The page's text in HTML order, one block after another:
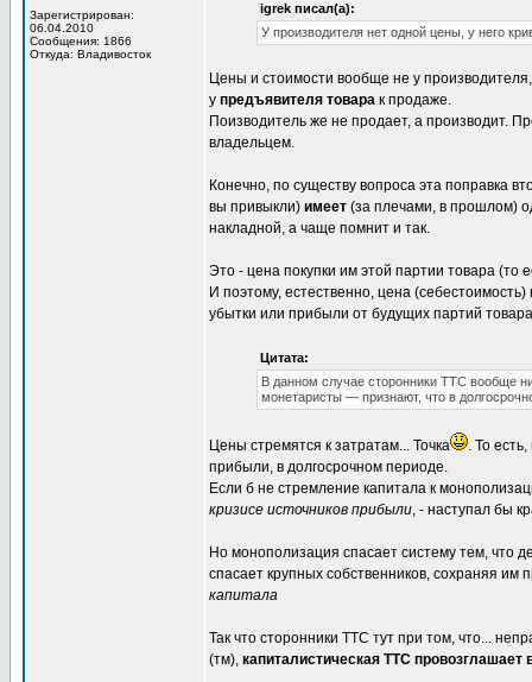
Зарегистрирован:
06.04.2010
Сообщения: 1866
Откуда: Владивосток
igrek писал(а):
У производителя нет одной цены, у него
Цены и стоимости вообще не у
у предъявителя товара к продаже.
Поизводитель же не продает, а производит.
владельцем.
Конечно, по существу вопроса эта поправка
вы привыкли) имеет (за плечами, в прошлом)
накладной, а чаще помнит и так.
Это - цена покупки им этой партии товара (то
И поэтому, естественно, цена
убытки или прибыли от будущих партий
Цитата:
В данном случае сторонники ТТС вообще
монетаристы — признают, что в
Цены стремятся к затратам... Точка
. То
прибыли, в долгосрочном периоде.
Если б не стремление капитала к
кризисе источников прибыли, - наступал бы
Но монополизация спасает систему тем, что
спасает крупных собственников, сохраняя
капитала
Так что сторонники ТТС тут при том, что...
(тм), капиталистическая ТТС